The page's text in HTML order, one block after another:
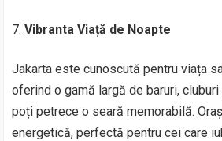
Vibranta Viață de Noapte
Jakarta este cunoscută pentru viața
oferind o gamă largă de baruri,
poți petrece o seară memorabilă.
energetică, perfectă pentru cei care